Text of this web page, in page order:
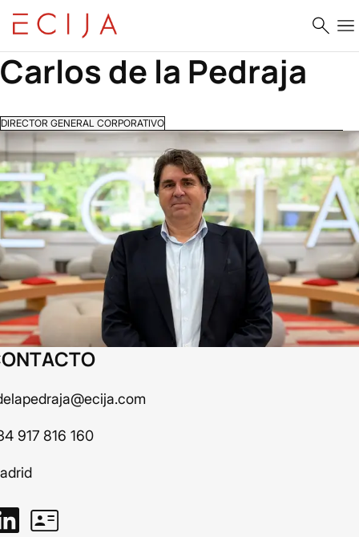
Saltar al contenido
Carlos de la Pedraja
DIRECTOR GENERAL CORPORATIVO
917 816 160